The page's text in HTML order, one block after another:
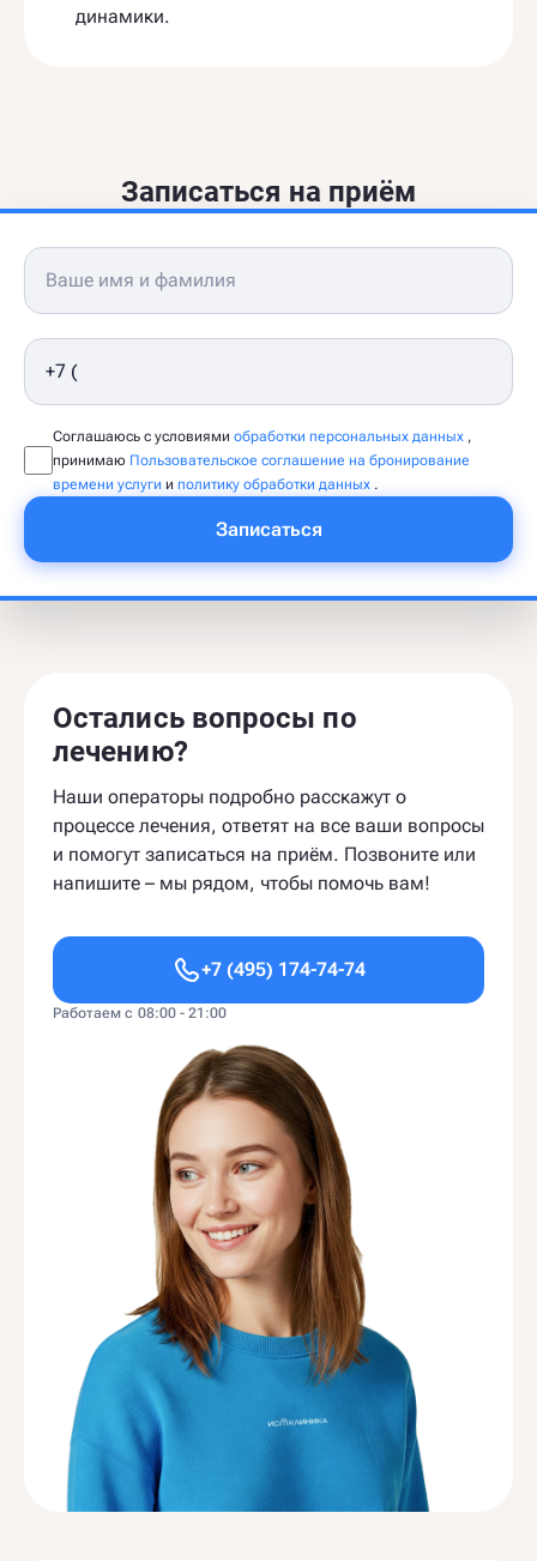
динамики.
Записаться на приём
Соглашаюсь с условиями обработки персональных данных ,
принимаю Пользовательское соглашение на бронирование
времени услуги и политику обработки данных .
Записаться
Остались вопросы по
лечению?
Наши операторы подробно расскажут о
процессе лечения, ответят на все ваши вопросы
и помогут записаться на приём. Позвоните или
напишите – мы рядом, чтобы помочь вам!
+7 (495) 174-74-74
Работаем с 08:00 - 21:00